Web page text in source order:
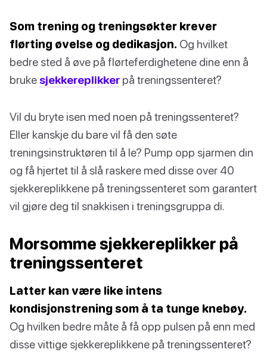
Som trening og treningsøkter krever
flørting øvelse og dedikasjon. Og hvilket
bedre sted å øve på flørteferdighetene dine enn å
bruke sjekkereplikker på treningssenteret?
Vil du bryte isen med noen på treningssenteret?
Eller kanskje du bare vil få den søte
treningsinstruktøren til å le? Pump opp sjarmen din
og få hjertet til å slå raskere med disse over 40
sjekkereplikkene på treningssenteret som garantert
vil gjøre deg til snakkisen i treningsgruppa di.
Morsomme sjekkereplikker på
treningssenteret
Latter kan være like intens
kondisjonstrening som å ta tunge knebøy.
Og hvilken bedre måte å få opp pulsen på enn med
disse vittige sjekkereplikkene på treningssenteret?